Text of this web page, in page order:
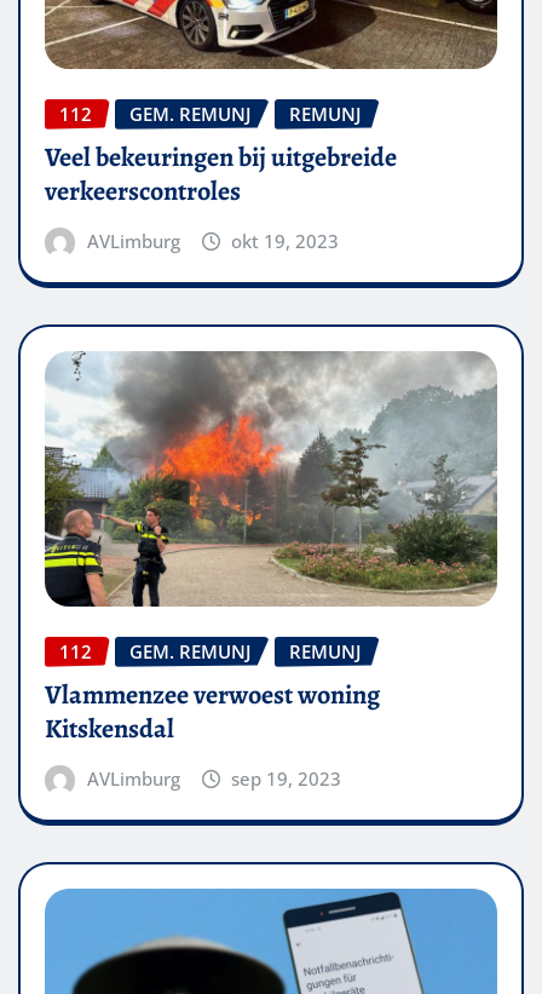
112 GEM. REMUNJ REMUNJ
Veel bekeuringen bij uitgebreide
verkeerscontroles
AVLimburg okt 19, 2023
112 GEM. REMUNJ REMUNJ
Vlammenzee verwoest woning
Kitskensdal
AVLimburg sep 19, 2023